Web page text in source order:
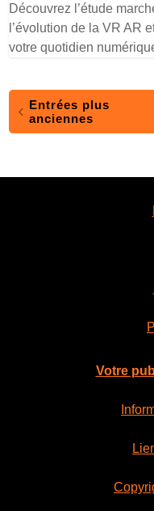
Découvrez l’étude
l’évolution de la VR AR
votre quotidien
Entrées plus
anciennes
Votre